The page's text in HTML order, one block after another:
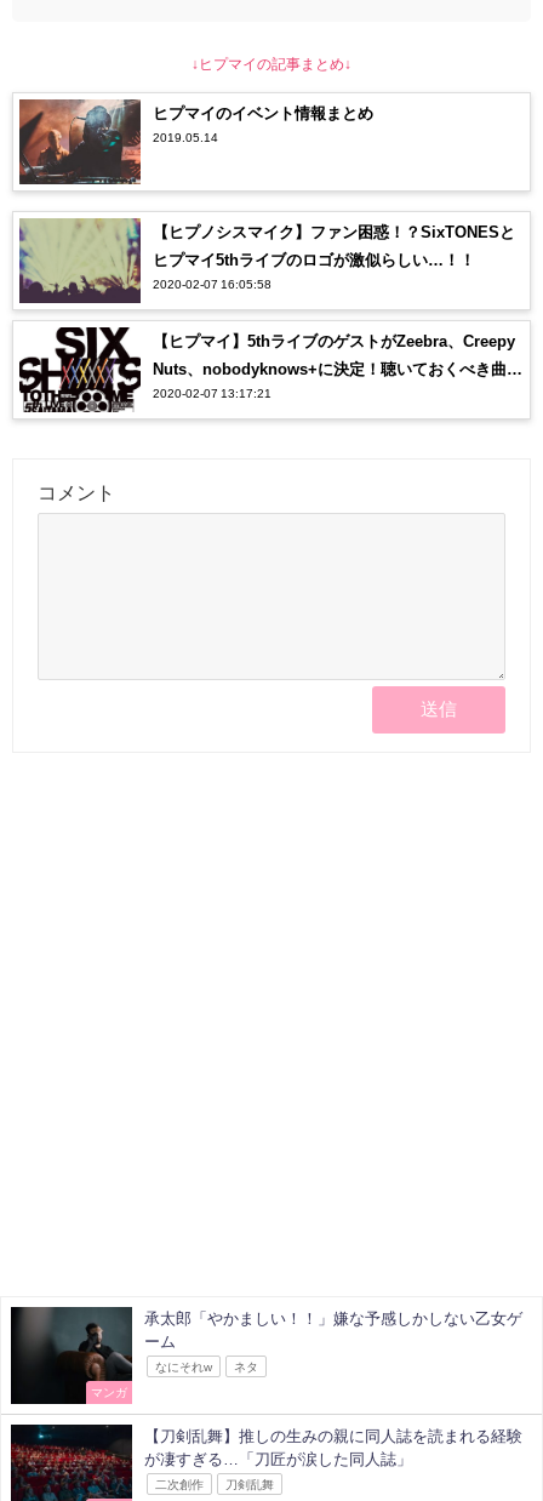
↓ヒプマイの記事まとめ↓
ヒプマイのイベント情報まとめ
2019.05.14
【ヒプノシスマイク】ファン困惑！？SixTONESと
ヒプマイ5thライブのロゴが激似らしい…！！
2020-02-07 16:05:58
【ヒプマイ】5thライブのゲストがZeebra、Creepy
Nuts、nobodyknows+に決定！聴いておくべき曲
は？？
2020-02-07 13:17:21
コメント
マンガ
承太郎「やかましい！！」嫌な予感しかしない乙女ゲ
ーム
なにそれw ネタ
【刀剣乱舞】推しの生みの親に同人誌を読まれる経験
が凄すぎる…「刀匠が涙した同人誌」
二次創作 刀剣乱舞